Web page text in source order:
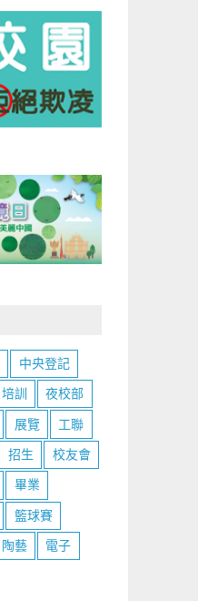
中央登記
培訓 夜校部
展覽 工聯
招生 校友會
畢業
籃球賽
陶藝 電子